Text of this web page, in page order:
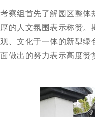
考察组首先了解园区整体
厚的人文氛围表示称赞
观、文化于一体的新型绿
面做出的努力表示高度赞